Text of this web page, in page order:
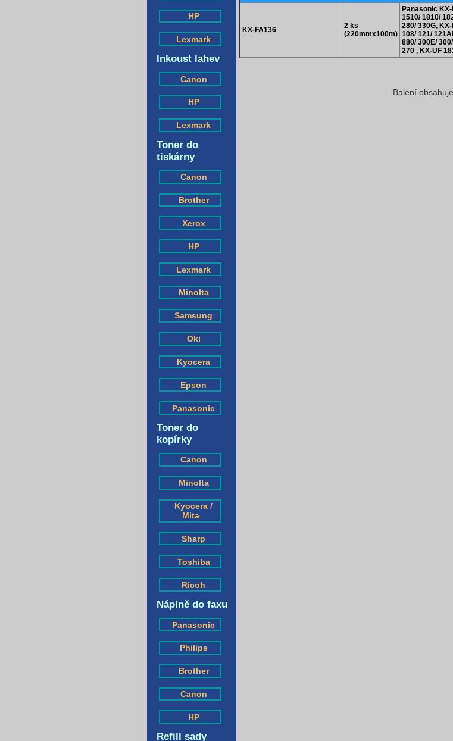
HP
Lexmark
Inkoust lahev
Canon
HP
Lexmark
Toner do
tiskárny
Canon
Brother
Xerox
HP
Lexmark
Minolta
Samsung
Oki
Kyocera
Epson
Panasonic
Toner do
kopírky
Canon
Minolta
Kyocera /
Mita
Sharp
Toshiba
Ricoh
Náplně do faxu
Panasonic
Philips
Brother
Canon
HP
Refill sady
KX-FA136
2 ks
(220mmx100m)
Panasonic KX-
1510/ 1810/
280/ 330G,
108/ 121/
880/ 300E/
270 , KX-UF
Balení